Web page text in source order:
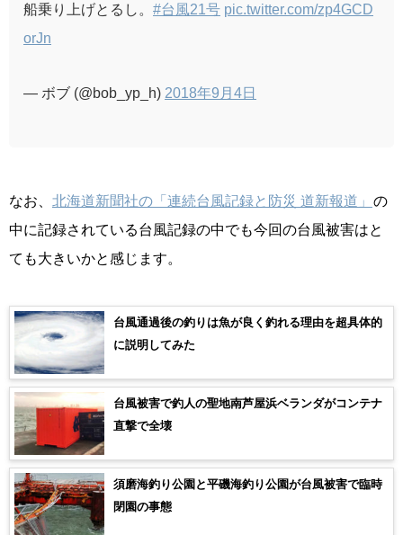
船乗り上げとるし。 #台風21号 pic.twitter.com/zp4GCD
orJn
— ボブ (@bob_yp_h) 2018年9月4日
なお、 北海道新聞社の「連続台風記録と防災 道新報道」 の
中に記録されている台風記録の中でも今回の台風被害はと
ても大きいかと感じます。
台風通過後の釣りは魚が良く釣れる理由を超具体的
に説明してみた
台風被害で釣人の聖地南芦屋浜ベランダがコンテナ
直撃で全壊
須磨海釣り公園と平磯海釣り公園が台風被害で臨時
閉園の事態